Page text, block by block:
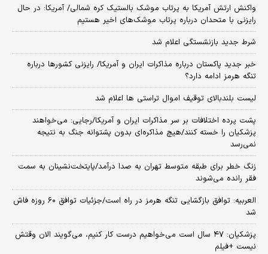
واکنش ارتش آمریکا به پرتاب موشک بالستیک کره شمالی/ آمریکا: در حال
رایزنی با متحدان درباره پرتاب موشک‌های اخیر هستیم
شرط جدید بازنشستگی اعلام شد
خبر جدید پاکستان درباره مذاکرات ایران و آمریکا/ رایزنی کشورها درباره
تنگه هرمز ادامه دارد؟
لیست بلندبالای توقیف اموال تراستی ها اعلام شد
پشت پرده اختلافات بر سر مذاکرات ایران و آمریکا/رجایی: می‌خواهند
پزشکیان را خسته کنند/هیچ مذاکره‌ای بدون پشتوانه جنگ به نتیجه
نمی‌رسد
زنگ خطر برای طبقه متوسط تهران به صدا درآمد/پایتخت‌نشینان به سمت
فقر رانده می‌شوند
العربیه: توافق بازگشایی تنگه هرمز در راه است/جزئیات توافق ۶۰ روزه فاش
شد
پزشکیان: ۴۷ سال است می‌خواهیم درست کار کنیم، می‌گویند الان وقتش
نیست +فیلم